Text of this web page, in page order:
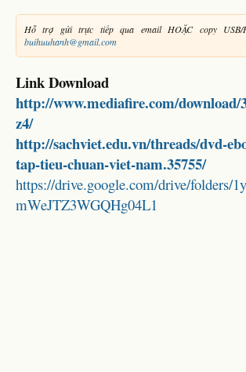
Hỗ trợ gửi trực tiếp qua email HOẶC copy USB/
buihuuhanh@gmail.com
Link Download
http://www.mediafire.com/download/
z4/
http://sachviet.edu.vn/threads/dvd-
tap-tieu-chuan-viet-nam.35755/
https://drive.google.com/drive/folders/
mWeJTZ3WGQHg04L1